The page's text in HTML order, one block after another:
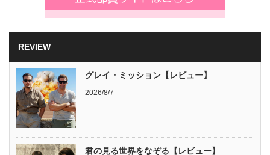
REVIEW
グレイ・ミッション【レビュー】
2026/8/7
君の見る世界をなぞる【レビュー】